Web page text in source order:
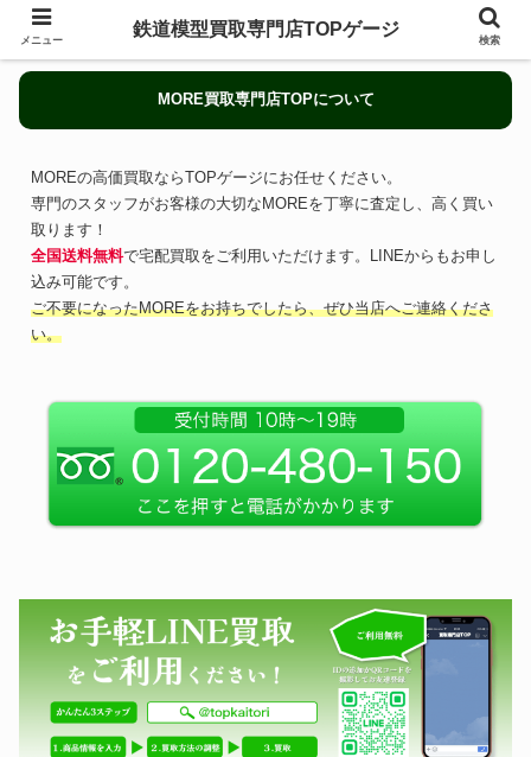
MORE買取専門店TOPについて
MOREの高価買取ならTOPゲージにお任せください。
専門のスタッフがお客様の大切なMOREを丁寧に査定し、高く買い
取ります！
全国送料無料で宅配買取をご利用いただけます。LINEからもお申し
込み可能です。
ご不要になったMOREをお持ちでしたら、ぜひ当店へご連絡くださ
い。
メニュー
鉄道模型買取専門店TOPゲージ
検索